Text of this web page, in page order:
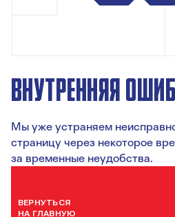
ВНУТРЕННЯЯ
Мы уже устраняем
страницу через некоторое
за временные неудобства.
ВЕРНУТЬСЯ
НА ГЛАВНУЮ